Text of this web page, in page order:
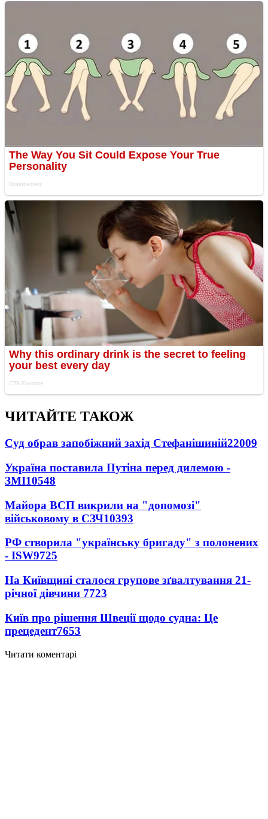
ЧИТАЙТЕ ТАКОЖ
Суд обрав запобіжний захід Стефанішиній22009
Україна поставила Путіна перед дилемою -
ЗМІ10548
Майора ВСП викрили на "допомозі"
військовому в СЗЧ10393
РФ створила "українську бригаду" з полонених
- ISW9725
На Київщині сталося групове зґвалтування 21-
річної дівчини 7723
Київ про рішення Швеції щодо судна: Це
прецедент7653
Читати коментарі